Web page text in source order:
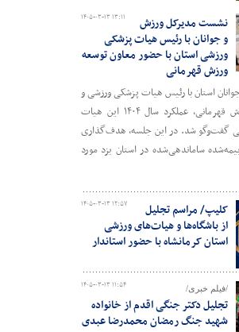
۱۴۰۵-۰۳-۱۳ ۱۳:۱۱
نشست مدیرکل ورزش
و جوانان با رئیس هیات پزشکی
ورزشی استان با حضور معاون توسعه
ورزش قهرمانی
استان با رئیس هیات پزشکی ورزشی و
با حضور معاون توسعه ورزش قهرمانی، عملکرد سال ۱۴۰۴ این هیات
آتی گفت‌وگو شد. در این جلسه، هدف‌گذاری
به ۱۰۰ هزار بیمه‌شده ساماندهی‌شده در استان یزد مورد
۱۴۰۵-۰۳-۱۳ ۱۲:۵۷
کلیپ/ مراسم تجلیل
از باشگاه‌ها و هیات‌های ورزشی
استان کرمانشاه با حضور استاندار
۱۴۰۵-۰۳-۱۳ ۱۱:۵۴ /فیلم خبری/
تجلیل دکتر جنگی اقدم از خانواده
شهید جنگ رمضان محمدرضا عبدی